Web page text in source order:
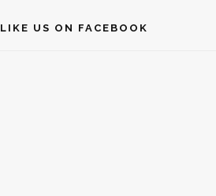
LIKE US ON FACEBOOK